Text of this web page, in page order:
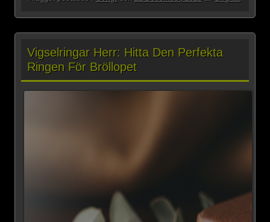
Vigselringar Herr: Hitta Den Perfekta
Ringen För Bröllopet